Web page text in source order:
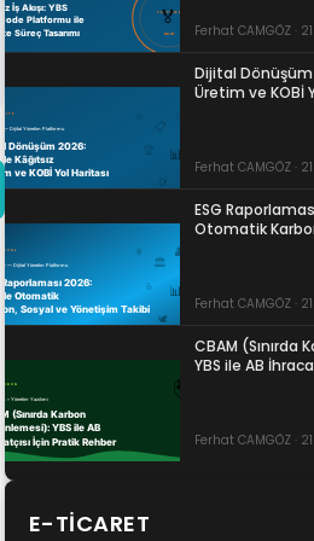
Ferhat CAMGÖZ ·
Dijital Dönüşüm
Üretim ve KOBİ
Ferhat CAMGÖZ ·
ESG
Otomatik
Ferhat CAMGÖZ ·
CBAM (Sınırda
YBS ile AB
Ferhat CAMGÖZ ·
E-TICARET